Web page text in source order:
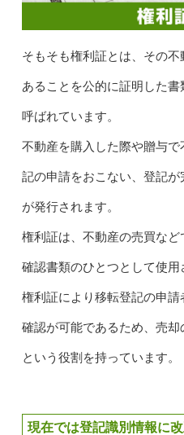
そもそも権利証とは、その
あることを公的に証明した
呼ばれています。
不動産を購入した際や贈与
記の申請をおこない、登記
が発行されます。
権利証は、不動産の売買な
確認書類のひとつとして使用
権利証により移転登記の申
確認が可能であるため、売
という役割を持っています。
現在では登記識別情報に